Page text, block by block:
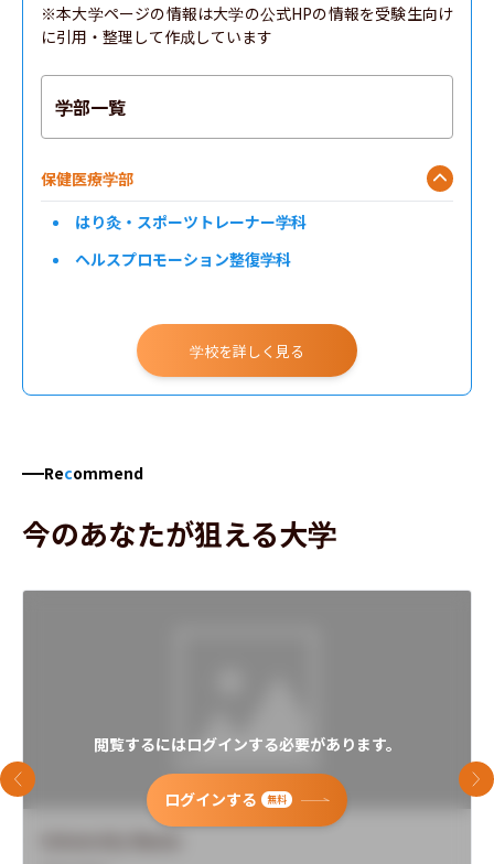
※本大学ページの情報は大学の公式HPの情報を受験生向け
に引用・整理して作成しています
学部一覧
保健医療学部
はり灸・スポーツトレーナー学科
ヘルスプロモーション整復学科
学校を詳しく見る
Recommend
今のあなたが狙える大学
閲覧するにはログインする必要があります。
ログインする 無料
前のスライド 次